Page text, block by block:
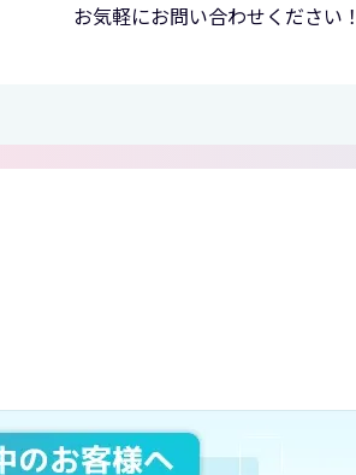
お気軽にお問い合わせください！